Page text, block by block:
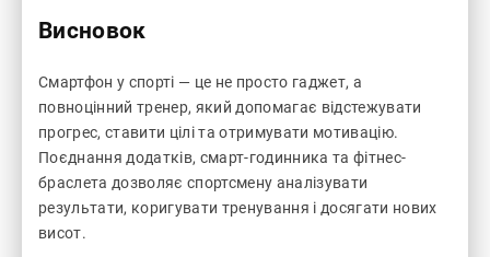
Висновок
Смартфон у спорті — це не просто гаджет, а
повноцінний тренер, який допомагає відстежувати
прогрес, ставити цілі та отримувати мотивацію.
Поєднання додатків, смарт-годинника та фітнес-
браслета дозволяє спортсмену аналізувати
результати, коригувати тренування і досягати нових
висот.